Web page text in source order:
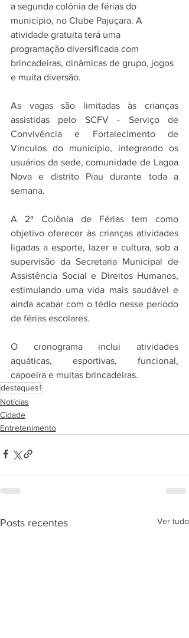
a segunda colônia de férias do
município, no Clube Pajuçara. A
atividade gratuita terá uma
programação diversificada com
brincadeiras, dinâmicas de grupo, jogos
e muita diversão.⠀
As vagas são limitadas às crianças
assistidas pelo SCFV - Serviço de
Convivência e Fortalecimento de
Vínculos do município, integrando os
usuários da sede, comunidade de Lagoa
Nova e distrito Piau durante toda a
semana.⠀
A 2ª Colônia de Férias tem como
objetivo oferecer às crianças atividades
ligadas a esporte, lazer e cultura, sob a
supervisão da Secretaria Municipal de
Assistência Social e Direitos Humanos,
estimulando uma vida mais saudável e
ainda acabar com o tédio nesse período
de férias escolares.⠀
O cronograma inclui atividades
aquáticas, esportivas, funcional,
capoeira e muitas brincadeiras.⠀
destaques1
Notícias
Cidade
Entretenimento
Posts recentes Ver tudo